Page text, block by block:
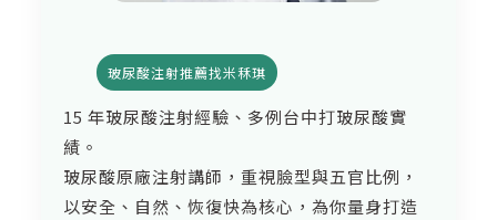
玻尿酸注射推薦找米秝琪
15 年玻尿酸注射經驗、多例台中打玻尿酸實
績。
玻尿酸原廠注射講師，重視臉型與五官比例，
以安全、自然、恢復快為核心，為你量身打造